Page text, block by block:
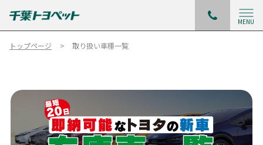
MENU
トップページ 取り扱い車種一覧